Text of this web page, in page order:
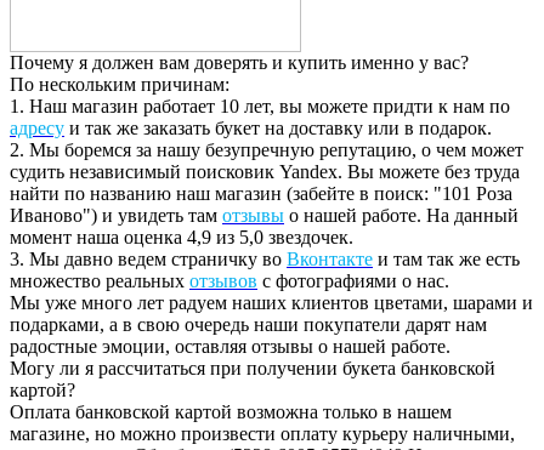
Почему я должен вам доверять и купить именно у вас?
По нескольким причинам:
1. Наш магазин работает 10 лет, вы можете придти к нам по
адресу и так же заказать букет на доставку или в подарок.
2. Мы боремся за нашу безупречную репутацию, о чем может
судить независимый поисковик Yandex. Вы можете без труда
найти по названию наш магазин (забейте в поиск: "101 Роза
Иваново") и увидеть там отзывы о нашей работе. На данный
момент наша оценка 4,9 из 5,0 звездочек.
3. Мы давно ведем страничку во Вконтакте и там так же есть
множество реальных отзывов с фотографиями о нас.
Мы уже много лет радуем наших клиентов цветами, шарами и
подарками, а в свою очередь наши покупатели дарят нам
радостные эмоции, оставляя отзывы о нашей работе.
Могу ли я рассчитаться при получении букета банковской
картой?
Оплата банковской картой возможна только в нашем
магазине, но можно произвести оплату курьеру наличными,